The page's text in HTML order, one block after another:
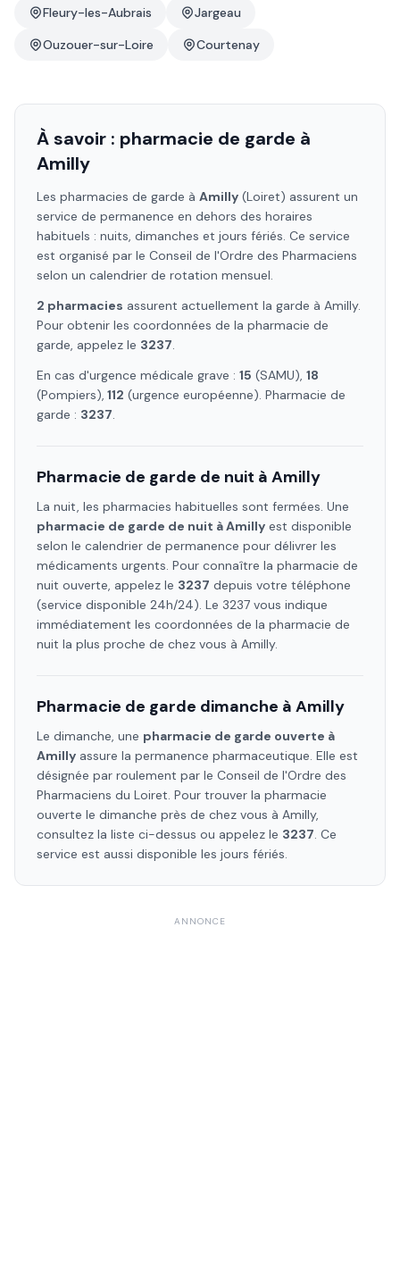
Fleury-les-Aubrais
Jargeau
Ouzouer-sur-Loire
Courtenay
À savoir : pharmacie de garde à
Amilly
Les pharmacies de garde à Amilly (Loiret) assurent un
service de permanence en dehors des horaires
habituels : nuits, dimanches et jours fériés. Ce service
est organisé par le Conseil de l'Ordre des Pharmaciens
selon un calendrier de rotation mensuel.
2 pharmacies assurent actuellement la garde à Amilly.
Pour obtenir les coordonnées de la pharmacie de
garde, appelez le 3237.
En cas d'urgence médicale grave : 15 (SAMU), 18
(Pompiers), 112 (urgence européenne). Pharmacie de
garde : 3237.
Pharmacie de garde de nuit à Amilly
La nuit, les pharmacies habituelles sont fermées. Une
pharmacie de garde de nuit àAmilly est disponible
selon le calendrier de permanence pour délivrer les
médicaments urgents. Pour connaître la pharmacie de
nuit ouverte, appelez le 3237 depuis votre téléphone
(service disponible 24h/24). Le 3237 vous indique
immédiatement les coordonnées de la pharmacie de
nuit la plus proche de chez vous à Amilly.
Pharmacie de garde dimanche à Amilly
Le dimanche, une pharmacie de garde ouverte à
Amilly assure la permanence pharmaceutique. Elle est
désignée par roulement par le Conseil de l'Ordre des
Pharmaciens du Loiret. Pour trouver la pharmacie
ouverte le dimanche près de chez vous à Amilly,
consultez la liste ci-dessus ou appelez le 3237. Ce
service est aussi disponible les jours fériés.
ANNONCE